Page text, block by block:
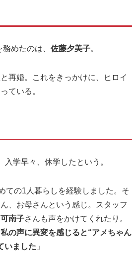
めたのは、 佐藤夕美子。
再婚。これをきっかけに、ヒロイ
ている。
学早々、休学したという。
ての1人暮らしを経験しました。そ
、お母さんという感じ。スタッフ
南子さんも声をかけてくれたり。
私の声に異変を感じると“アメちゃん
いました 」